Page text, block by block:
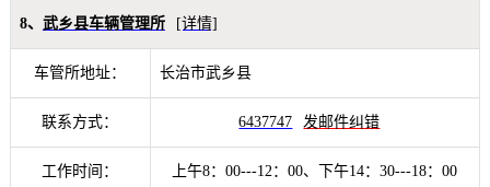
8、 武乡县车辆管理所 [详情]
车管所地址： 长治市武乡县
联系方式： 6437747 发邮件纠错
工作时间： 上午8：00---12：00、下午14：30---18：00